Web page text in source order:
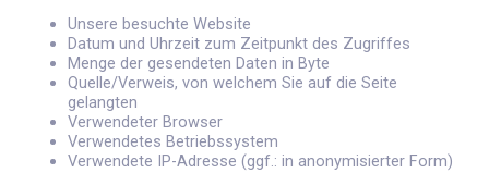
Unsere besuchte Website
Datum und Uhrzeit zum Zeitpunkt des Zugriffes
Menge der gesendeten Daten in Byte
Quelle/Verweis, von welchem Sie auf die Seite
gelangten
Verwendeter Browser
Verwendetes Betriebssystem
Verwendete IP-Adresse (ggf.: in anonymisierter Form)